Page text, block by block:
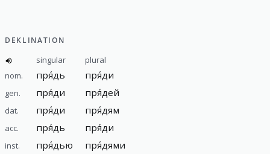
DEKLINATION
singular
plural
nom.
пря́дь пря́ди
gen. пря́ди пря́дей
dat. пря́ди пря́дям
acc. пря́дь пря́ди
inst. пря́дью пря́дями